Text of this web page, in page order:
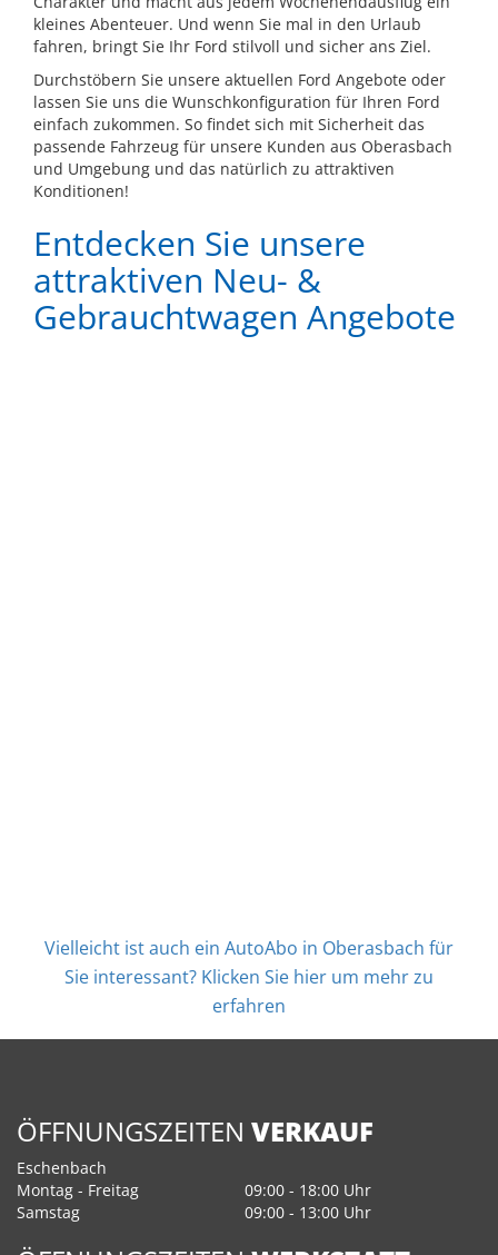
kleines Abenteuer. Und wenn Sie mal in den Urlaub
fahren, bringt Sie Ihr Ford stilvoll und sicher ans Ziel.
Durchstöbern Sie unsere aktuellen Ford Angebote oder
lassen Sie uns die Wunschkonfiguration für Ihren Ford
einfach zukommen. So findet sich mit Sicherheit das
passende Fahrzeug für unsere Kunden aus Oberasbach
und Umgebung und das natürlich zu attraktiven
Konditionen!
Entdecken Sie unsere
attraktiven Neu- &
Gebrauchtwagen Angebote
Vielleicht ist auch ein AutoAbo in Oberasbach für
Sie interessant? Klicken Sie hier um mehr zu
erfahren
ÖFFNUNGSZEITEN VERKAUF
Eschenbach
Montag - Freitag
09:00 - 18:00 Uhr
Samstag
09:00 - 13:00 Uhr